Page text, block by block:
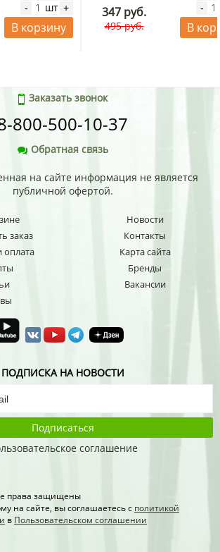
- шт +
В корзину
347 руб.
495 руб.
-
В
Заказать звонок
800-500-10-37
Обратная связь
на сайте информация не является
публичной офертой.
заказ
оплата
Новости
Контакты
Карта сайта
Бренды
Вакансии
ПОДПИСКА НА НОВОСТИ
Подписаться
соглашение
права защищены
на сайте, вы соглашаетесь с политикой
в Пользовательском соглашении